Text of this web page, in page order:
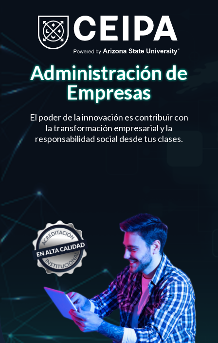
Administración de
Empresas
El poder de la innovación es contribuir con
la transformación empresarial y la
responsabilidad social desde tus clases.